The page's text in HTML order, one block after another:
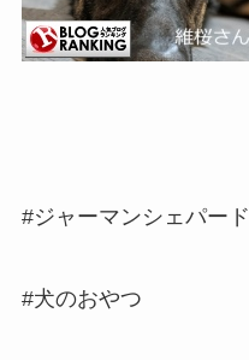
#ジャーマンシェパード
#犬のおやつ